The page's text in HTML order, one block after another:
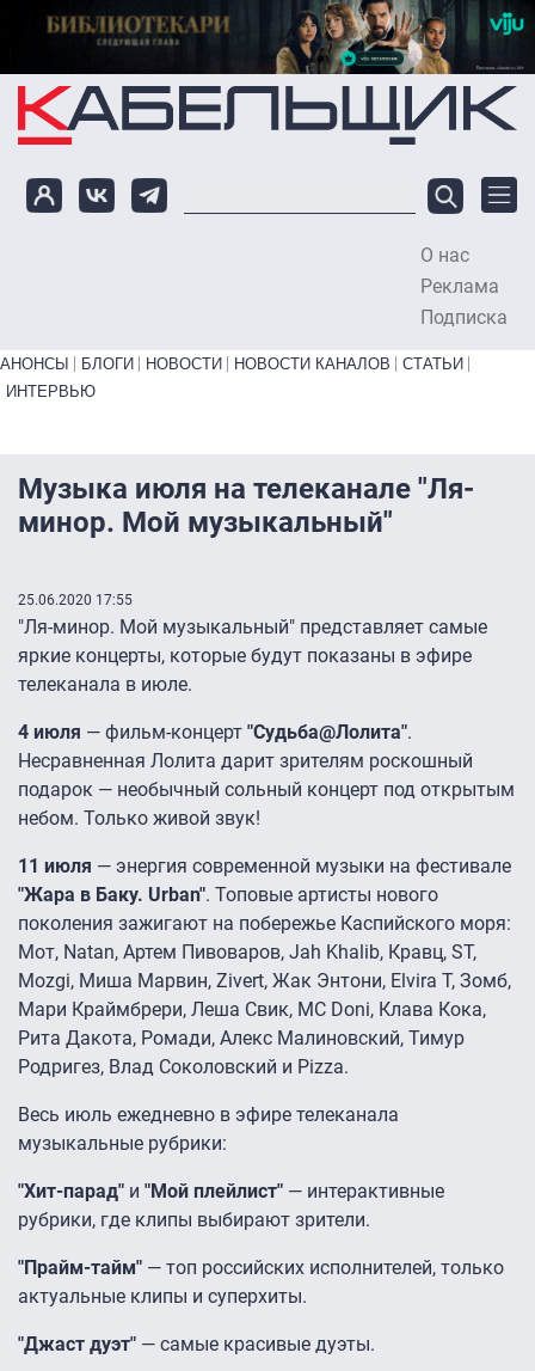
Перейти к основному содержанию
О нас
Реклама
Подписка
Primary links bottom
АНОНСЫ БЛОГИ НОВОСТИ НОВОСТИ КАНАЛОВ
СТАТЬИ
ИНТЕРВЬЮ
Музыка июля на телеканале "Ля-
минор. Мой музыкальный"
25.06.2020 17:55
"Ля-минор. Мой музыкальный" представляет самые
яркие концерты, которые будут показаны в эфире
телеканала в июле.
4 июля — фильм-концерт "Судьба@Лолита".
Несравненная Лолита дарит зрителям роскошный
подарок ― необычный сольный концерт под открытым
небом. Только живой звук!
11 июля — энергия современной музыки на фестивале
"Жара в Баку. Urban". Топовые артисты нового
поколения зажигают на побережье Каспийского моря:
Мот, Natan, Артем Пивоваров, Jah Khalib, Кравц, ST,
Mozgi, Миша Марвин, Zivert, Жак Энтони, Elvira T, Зомб,
Мари Краймбрери, Леша Свик, MC Doni, Клава Кока,
Рита Дакота, Ромади, Алекс Малиновский, Тимур
Родригез, Влад Соколовский и Pizza.
Весь июль ежедневно в эфире телеканала
музыкальные рубрики:
"Хит-парад" и "Мой плейлист" ― интерактивные
рубрики, где клипы выбирают зрители.
"Прайм-тайм" ― топ российских исполнителей, только
актуальные клипы и суперхиты.
"Джаст дуэт" ― самые красивые дуэты.